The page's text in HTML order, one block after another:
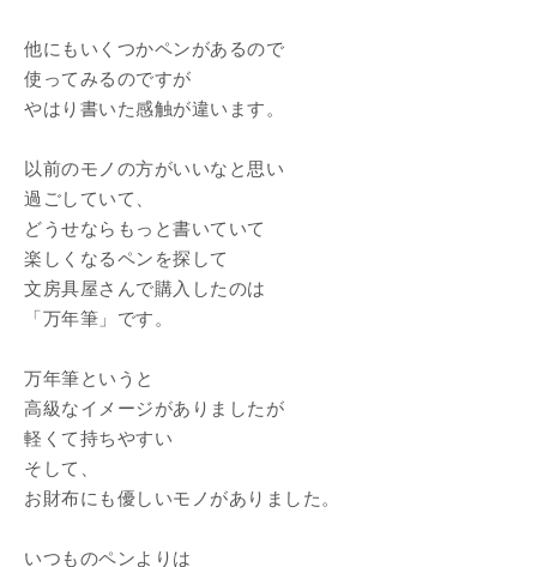
他にもいくつかペンがあるので
使ってみるのですが
やはり書いた感触が違います。
以前のモノの方がいいなと思い
過ごしていて、
どうせならもっと書いていて
楽しくなるペンを探して
文房具屋さんで購入したのは
「万年筆」です。
万年筆というと
高級なイメージがありましたが
軽くて持ちやすい
そして、
お財布にも優しいモノがありました。
いつものペンよりは